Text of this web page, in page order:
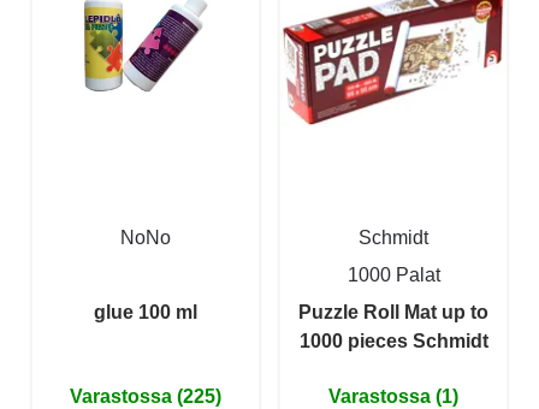
NoNo
glue 100 ml
Varastossa (225)
Schmidt
1000 Palat
Puzzle Roll Mat up to
1000 pieces Schmidt
Varastossa (1)